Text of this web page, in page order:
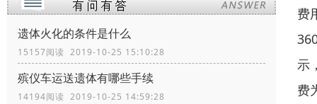
遗体火化的条件是什么
15157阅读 2019-10-25 15:10:28
殡仪车运送遗体有哪些手续
14194阅读 2019-10-25 14:59:28
费
示
费